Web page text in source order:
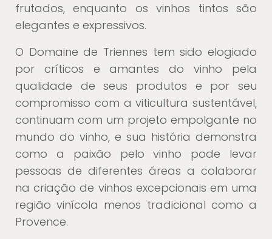
frutados, enquanto os vinhos tintos são
elegantes e expressivos.
O Domaine de Triennes tem sido elogiado
por críticos e amantes do vinho pela
qualidade de seus produtos e por seu
compromisso com a viticultura sustentável,
continuam com um projeto empolgante no
mundo do vinho, e sua história demonstra
como a paixão pelo vinho pode levar
pessoas de diferentes áreas a colaborar
na criação de vinhos excepcionais em uma
região vinícola menos tradicional como a
Provence.